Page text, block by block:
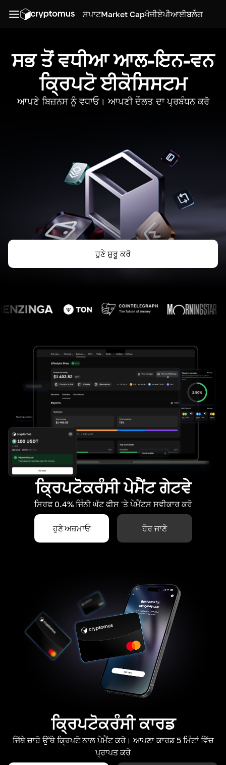
ਸਪਾਟMarket Capਖੋਜੀਏਪੀਆਈਬਲੌਗ
ਸਭ ਤੋਂ ਵਧੀਆ ਆਲ-ਇਨ-ਵਨ
ਕ੍ਰਿਪਟੋ ਈਕੋਸਿਸਟਮ
ਆਪਣੇ ਬਿਜ਼ਨਸ ਨੂੰ ਵਧਾਓ। ਆਪਣੀ ਦੌਲਤ ਦਾ ਪ੍ਰਬੰਧਨ ਕਰੋ
ਹੁਣੇ ਸ਼ੁਰੂ ਕਰੋ
ਕ੍ਰਿਪਟੋਕਰੰਸੀ ਪੇਮੈਂਟ ਗੇਟਵੇ
ਸਿਰਫ 0.4% ਜਿੰਨੀ ਘੱਟ ਫੀਸ 'ਤੇ ਪੇਮੈਂਟਸ ਸਵੀਕਾਰ ਕਰੋ
ਹੁਣੇ ਅਜ਼ਮਾਓ ਹੋਰ ਜਾਣੋ
ਕ੍ਰਿਪਟੋਕਰੰਸੀ ਕਾਰਡ
ਜਿੱਥੇ ਚਾਹੋ ਉੱਥੇ ਕ੍ਰਿਪਟੋ ਨਾਲ ਪੇਮੈਂਟ ਕਰੋ। ਆਪਣਾ ਕਾਰਡ 5 ਮਿੰਟਾਂ ਵਿੱਚ
ਪ੍ਰਾਪਤ ਕਰੋ